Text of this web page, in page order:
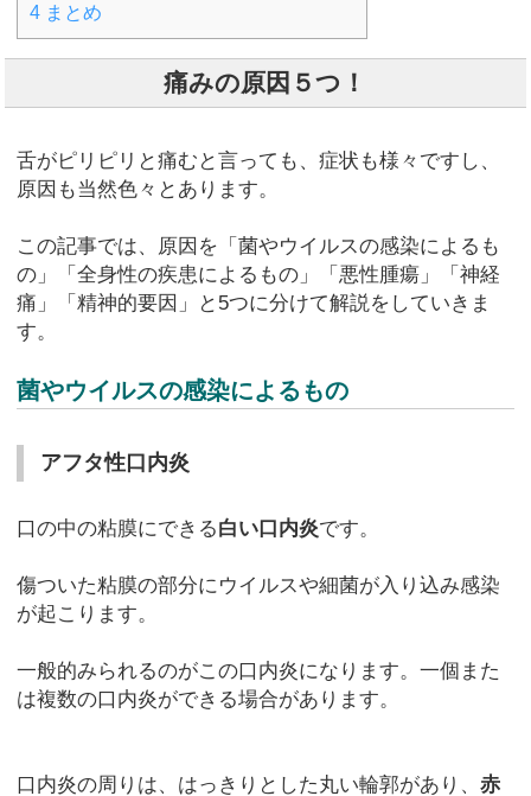
4 まとめ
痛みの原因５つ！
舌がピリピリと痛むと言っても、症状も様々ですし、
原因も当然色々とあります。
この記事では、原因を「菌やウイルスの感染によるも
の」「全身性の疾患によるもの」「悪性腫瘍」「神経
痛」「精神的要因」と5つに分けて解説をしていきま
す。
菌やウイルスの感染によるもの
アフタ性口内炎
口の中の粘膜にできる白い口内炎です。
傷ついた粘膜の部分にウイルスや細菌が入り込み感染
が起こります。
一般的みられるのがこの口内炎になります。一個また
は複数の口内炎ができる場合があります。
口内炎の周りは、はっきりとした丸い輪郭があり、赤